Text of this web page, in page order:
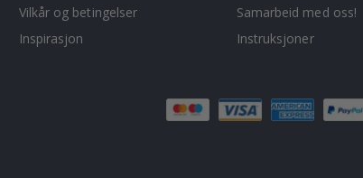
Vilkår og betingelser
Inspirasjon
Samarbeid med oss!
Instruksjoner